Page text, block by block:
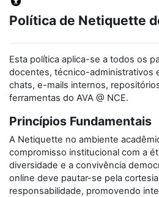
Política de Netiquette
Esta política aplica-se a todos os
docentes, técnico-administrativos
chats, e-mails internos,
ferramentas do AVA @ NCE.
Princípios Fundamentais
A Netiquette no ambiente
compromisso institucional com a
diversidade e a convivência
online deve pautar-se pela
responsabilidade, promovendo